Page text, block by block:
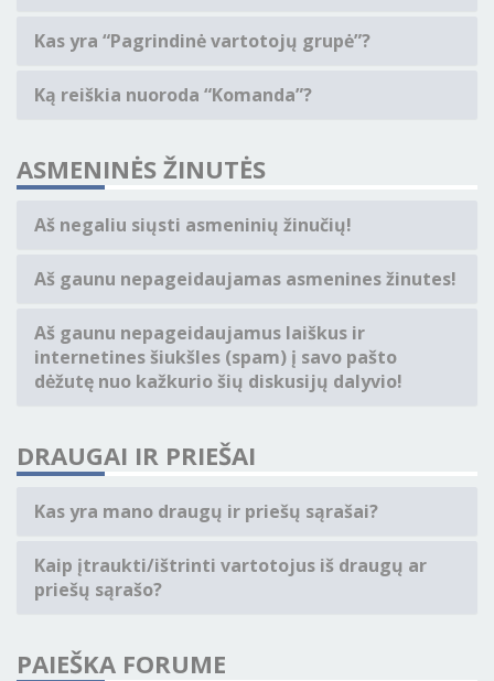
Kas yra “Pagrindinė vartotojų grupė”?
Ką reiškia nuoroda “Komanda”?
ASMENINĖS ŽINUTĖS
Aš negaliu siųsti asmeninių žinučių!
Aš gaunu nepageidaujamas asmenines žinutes!
Aš gaunu nepageidaujamus laiškus ir
internetines šiukšles (spam) į savo pašto
dėžutę nuo kažkurio šių diskusijų dalyvio!
DRAUGAI IR PRIEŠAI
Kas yra mano draugų ir priešų sąrašai?
Kaip įtraukti/ištrinti vartotojus iš draugų ar
priešų sąrašo?
PAIEŠKA FORUME